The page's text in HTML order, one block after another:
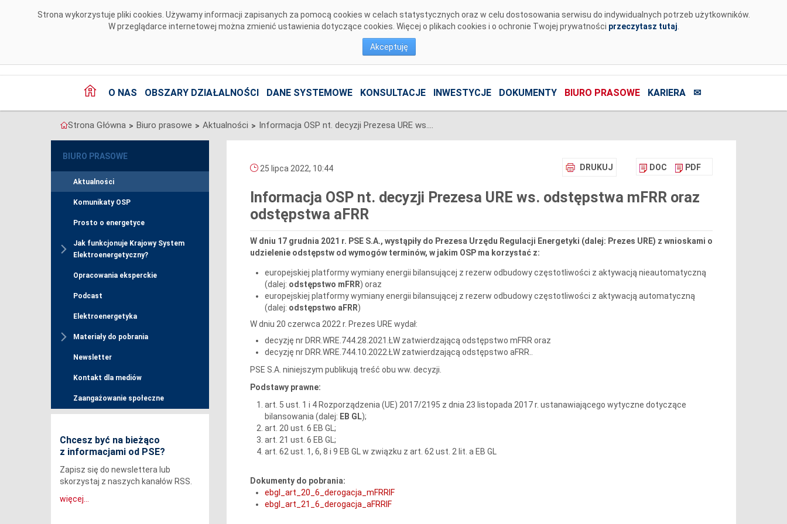
Strona wykorzystuje pliki cookies. Używamy informacji zapisanych za pomocą cookies w celach statystycznych oraz w celu dostosowania serwisu do indywidualnych potrzeb użytkowników.
W przeglądarce internetowej można zmienić ustawienia dotyczące cookies. Więcej o plikach cookies i o ochronie Twojej prywatności przeczytasz tutaj
Akceptuję
O NAS OBSZARY DZIAŁALNOŚCI DANE SYSTEMOWE KONSULTACJE INWESTYCJE DOKUMENTY BIURO PRASOWE KARIERA ✉
Strona Główna > Biuro prasowe > Aktualności > Informacja OSP nt. decyzji Prezesa URE ws. odstępstwa mFRR oraz odstępstwa aFRR
BIURO PRASOWE
Aktualności
Komunikaty OSP
Prosto o energetyce
Jak funkcjonuje Krajowy System
Elektroenergetyczny?
Opracowania eksperckie
Podcast
Elektroenergetyka
Materiały do pobrania
Newsletter
Kontakt dla mediów
Zaangażowanie społeczne
Chcesz być na bieżąco
z informacjami od PSE?
Zapisz się do newslettera lub
skorzystaj z naszych kanałów RSS.
więcej...
DRUKUJ DOC PDF
25 lipca 2022, 10:44
Informacja OSP nt. decyzji Prezesa URE ws. odstępstwa mFRR oraz
odstępstwa aFRR
W dniu 17 grudnia 2021 r. PSE S.A., wystąpiły do Prezesa Urzędu Regulacji Energetyki (dalej: Prezes URE) z wnioskami o
udzielenie odstępstw od wymogów terminów, w jakim OSP ma korzystać z:
europejskiej platformy wymiany energii bilansującej z rezerw odbudowy częstotliwości z aktywacją nieautomatyczną
(dalej: odstępstwo mFRR) oraz
europejskiej platformy wymiany energii bilansującej z rezerw odbudowy częstotliwości z aktywacją automatyczną
(dalej: odstępstwo aFRR)
W dniu 20 czerwca 2022 r. Prezes URE wydał:
decyzję nr DRR.WRE.744.28.2021.ŁW zatwierdzającą odstępstwo mFRR oraz
decyzję nr DRR.WRE.744.10.2022.ŁW zatwierdzającą odstępstwo aFRR..
PSE S.A. niniejszym publikują treść obu ww. decyzji.
Podstawy prawne:
art. 5 ust. 1 i 4 Rozporządzenia (UE) 2017/2195 z dnia 23 listopada 2017 r. ustanawiającego wytyczne dotyczące
bilansowania (dalej: EB GL);
art. 20 ust. 6 EB GL;
art. 21 ust. 6 EB GL;
art. 62 ust. 1, 6, 8 i 9 EB GL w związku z art. 62 ust. 2 lit. a EB GL
Dokumenty do pobrania:
ebgl_art_20_6_derogacja_mFRRIF
ebgl_art_21_6_derogacja_aFRRIF